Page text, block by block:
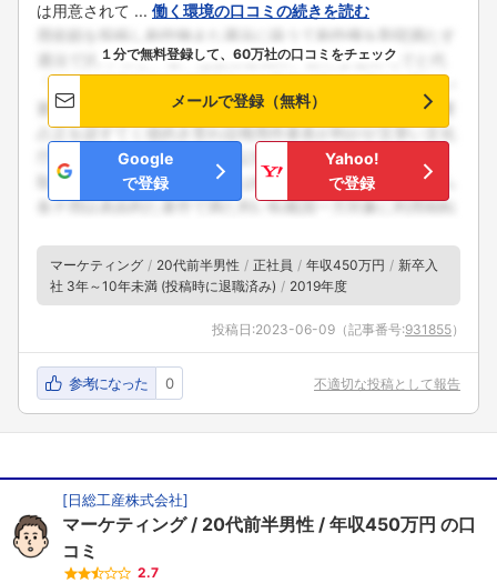
は用意されて ... 働く環境の口コミの続きを読む
１分で無料登録して、60万社の口コミをチェック
メールで登録（無料）
Google
で登録
Yahoo!
で登録
マーケティング 20代前半男性 正社員 年収450万円
新卒入
社 3年～10年未満 (投稿時に退職済み)
2019年度
投稿日:2023-06-09 （記事番号:931855）
参考になった 0 不適切な投稿として報告
[日総工産株式会社]
マーケティング 20代前半男性 年収450万円 の口
コミ
2.7